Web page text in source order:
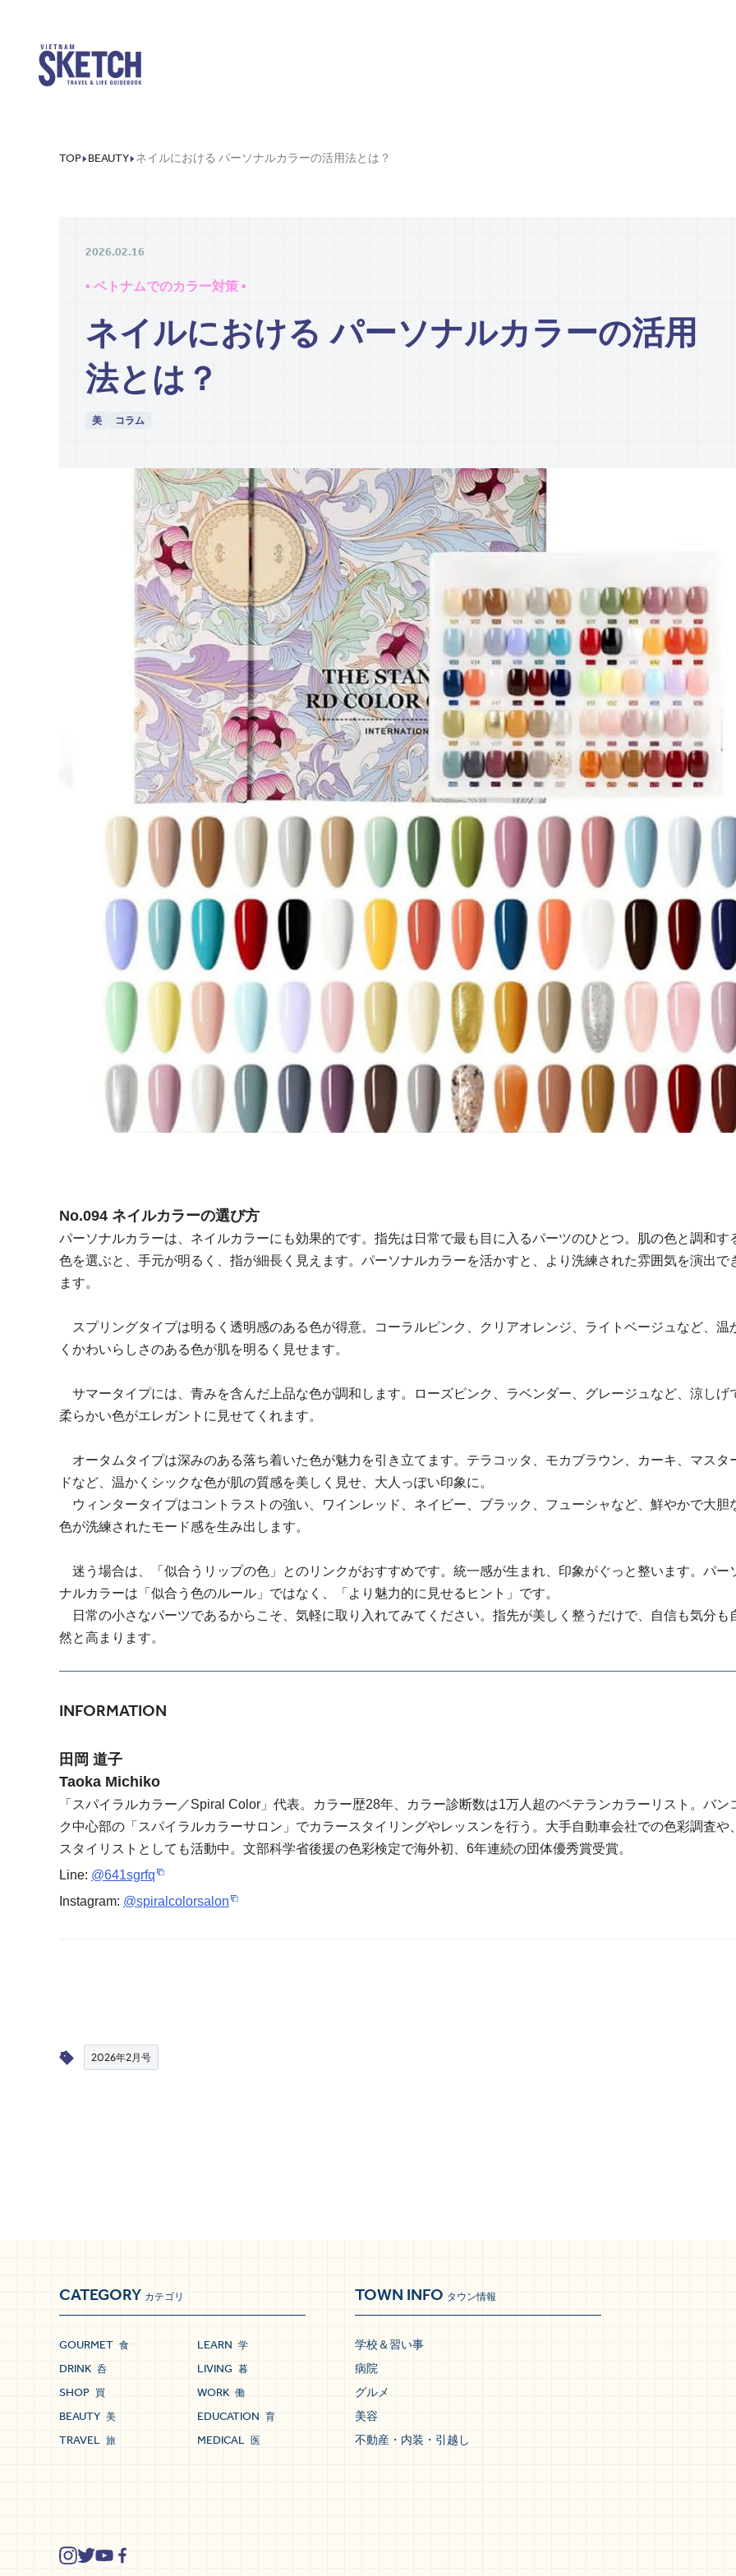
TOP BEAUTY ネイルにおける パーソナルカラーの活用法とは？
2026.02.16
• ベトナムでのカラー対策 •
ネイルにおける パーソナルカラーの活用
法とは？
美 コラム
No.094 ネイルカラーの選び方
パーソナルカラーは、ネイルカラーにも効果的です。指先は日常で最も目に入るパーツのひとつ。肌の色と調和す
色を選ぶと、手元が明るく、指が細長く見えます。パーソナルカラーを活かすと、より洗練された雰囲気を演出で
ます。
スプリングタイプは明るく透明感のある色が得意。コーラルピンク、クリアオレンジ、ライトベージュなど、温
くかわいらしさのある色が肌を明るく見せます。
サマータイプには、青みを含んだ上品な色が調和します。ローズピンク、ラベンダー、グレージュなど、涼しげ
柔らかい色がエレガントに見せてくれます。
オータムタイプは深みのある落ち着いた色が魅力を引き立てます。テラコッタ、モカブラウン、カーキ、マスタ
ドなど、温かくシックな色が肌の質感を美しく見せ、大人っぽい印象に。
ウィンタータイプはコントラストの強い、ワインレッド、ネイビー、ブラック、フューシャなど、鮮やかで大胆
色が洗練されたモード感を生み出します。
迷う場合は、「似合うリップの色」とのリンクがおすすめです。統一感が生まれ、印象がぐっと整います。パー
ナルカラーは「似合う色のルール」ではなく、「より魅力的に見せるヒント」です。
日常の小さなパーツであるからこそ、気軽に取り入れてみてください。指先が美しく整うだけで、自信も気分も
然と高まります。
INFORMATION
田岡 道子
Taoka Michiko
「スパイラルカラー／Spiral Color」代表。カラー歴28年、カラー診断数は1万人超のベテランカラーリスト。バン
ク中心部の「スパイラルカラーサロン」でカラースタイリングやレッスンを行う。大手自動車会社での色彩調査や、
スタイリストとしても活動中。文部科学省後援の色彩検定で海外初、6年連続の団体優秀賞受賞。
Line: @641sgrfq
Instagram: @spiralcolorsalon
2026年2月号
CATEGORY カテゴリ
GOURMET 食
DRINK 呑
SHOP 買
BEAUTY 美
TRAVEL 旅
LEARN 学
LIVING 暮
WORK 働
EDUCATION 育
MEDICAL 医
TOWN INFO タウン情報
学校＆習い事
病院
グルメ
美容
不動産・内装・引越し